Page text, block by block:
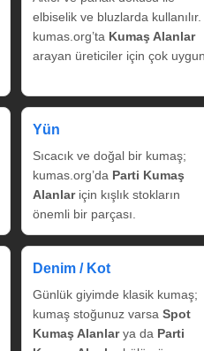
elbiselik ve bluzlarda kullanılır.
kumas.org’ta Kumaş Alanlar
arayan üreticiler için çok
Yün
Sıcacık ve doğal bir kumaş;
kumas.org’da Parti Kumaş
Alanlariçin kışlık stokların
önemli bir parçası.
Denim / Kot
Günlük giyimde klasik kumaş;
kumaş stoğunuz varsa Spot
Kumaş Alanlarya da Parti